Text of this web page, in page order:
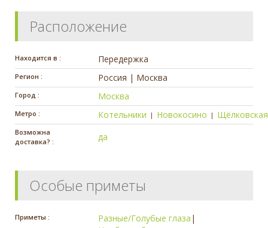
Расположение
Находится в : Передержка
Регион : Россия | Москва
Город : Москва
Метро : Котельники | Новокосино | Щёлковская
Возможна
доставка? :
да
Особые приметы
Приметы : Разные/Голубые глаза |